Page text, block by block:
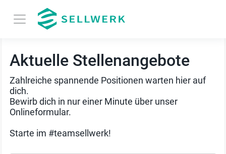
Aktuelle Stellenangebote
Zahlreiche spannende Positionen warten hier auf
dich.
Bewirb dich in nur einer Minute über unser
Onlineformular.
Starte im #teamsellwerk!